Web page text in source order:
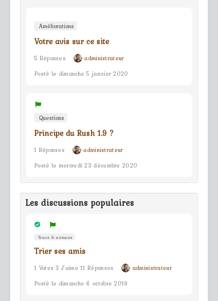
Améliorations
Votre avis sur ce site
5 Réponses
administrateur
Posté le dimanche 5 janvier 2020
Questions
Principe du Rush 1.9 ?
1 Réponses
administrateur
Posté le mercredi 23 décembre 2020
Les discussions populaires
Trucs & astuces
Trier ses amis
1 Votes 3 J'aime 11 Réponses
administrateur
Posté le dimanche 6 octobre 2019